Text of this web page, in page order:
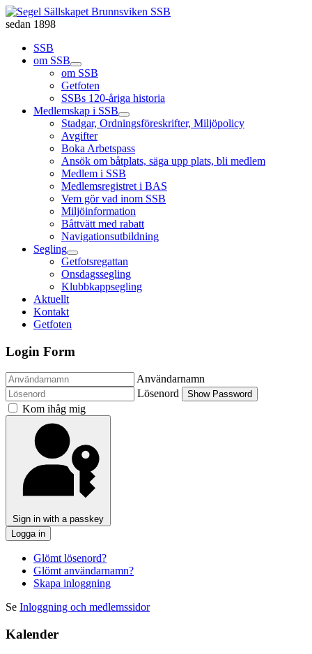
sedan 1898
SSB
om SSB
om SSB
Getfoten
SSBs 120-åriga historia
Medlemskap i SSB
Stadgar, Ordningsföreskrifter, Miljöpolicy
Avgifter
Boka Arbetspass
Ansök om båtplats, säga upp plats, bli medlem
Medlem i SSB
Medlemsregistret i BAS
Vem gör vad inom SSB
Miljöinformation
Båttvätt med rabatt
Navigationsutbildning
Segling
Getfotsregattan
Onsdagssegling
Klubbkappsegling
Aktuellt
Kontakt
Getfoten
Login Form
Användarnamn
Lösenord
Show Password
Kom ihåg mig
Sign in with a passkey
Logga in
Glömt lösenord?
Glömt användarnamn?
Skapa inloggning
Se Inloggning och medlemssidor
Kalender